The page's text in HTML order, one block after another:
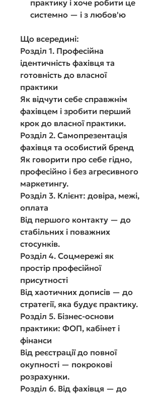
практику і хоче робити це
системно — і з любов'ю
Що всередині:
Розділ 1. Професійна
ідентичність фахівця та
готовність до власної
практики
Як відчути себе справжнім
фахівцем і зробити перший
крок до власної практики.
Розділ 2. Самопрезентація
фахівця та особистий бренд
Як говорити про себе гідно,
професійно і без агресивного
маркетингу.
Розділ 3. Клієнт: довіра, межі,
оплата
Від першого контакту — до
стабільних і поважних
стосунків.
Розділ 4. Соцмережі як
простір професійної
присутності
Від хаотичних дописів — до
стратегії, яка будує практику.
Розділ 5. Бізнес-основи
практики: ФОП, кабінет і
фінанси
Від реєстрації до повної
окупності — покрокові
розрахунки.
Розділ 6. Від фахівця — до